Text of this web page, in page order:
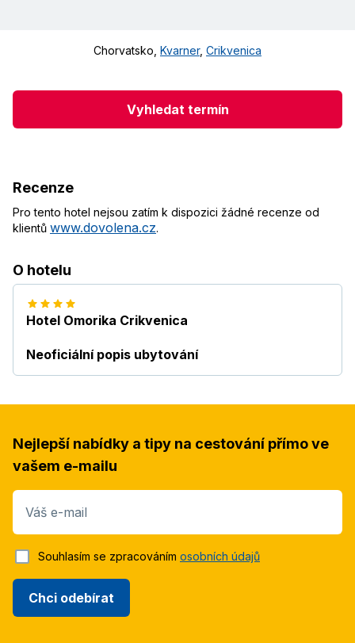
Chorvatsko Kvarner, Crikvenica
Vyhledat termín
Recenze
Pro tento hotel nejsou zatím k dispozici žádné recenze od
klientů www.dovolena.cz.
O hotelu
Hotel Omorika Crikvenica
Neoficiální popis ubytování
Nejlepší nabídky a tipy na cestování přímo ve
vašem e-mailu
Váš e-mail
Chci odebírat
Souhlasím se zpracováním osobních údajů